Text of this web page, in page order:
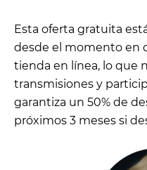
Esta oferta gratuita
desde el momento en
tienda en línea, lo que
transmisiones y
garantiza un 50% de
próximos 3 meses si